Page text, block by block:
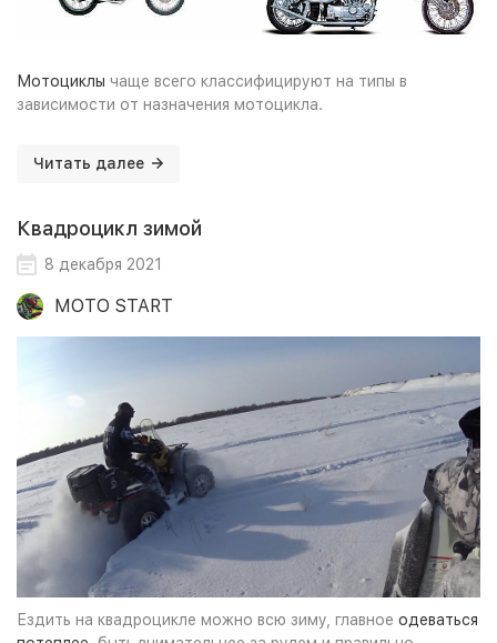
Мотоциклы чаще всего классифицируют на типы в
зависимости от назначения мотоцикла.
Читать далее
Квадроцикл зимой
8 декабря 2021
MOTO START
Ездить на квадроцикле можно всю зиму, главное одеваться